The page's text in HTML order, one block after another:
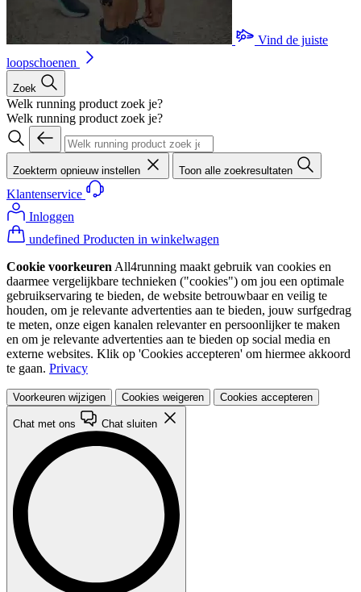
Vind de juiste
loopschoenen
Zoek
Welk running product zoek je?
Welk running product zoek je?
Zoekterm opnieuw instellen Toon alle zoekresultaten
Klantenservice
Inloggen
undefined Producten in winkelwagen
Cookie voorkeuren All4running maakt gebruik van cookies en
daarmee vergelijkbare technieken ("cookies") om jou een optimale
gebruikservaring te bieden, de website betrouwbaar en veilig te
houden, om je relevante advertenties aan te bieden, jouw surfgedrag
te meten, onze eigen kanalen relevanter en persoonlijker te maken
en om je relevante advertenties aan te bieden op social media en
externe websites. Klik op 'Cookies accepteren' om hiermee akkoord
te gaan. Privacy
Voorkeuren wijzigen Cookies weigeren Cookies accepteren
Chat met ons Chat sluiten